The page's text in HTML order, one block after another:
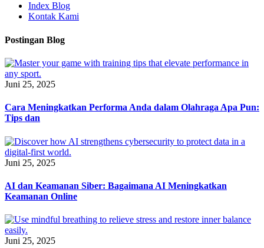
Index Blog
Kontak Kami
Postingan Blog
Juni 25, 2025
Cara Meningkatkan Performa Anda dalam Olahraga Apa Pun:
Tips dan
Juni 25, 2025
AI dan Keamanan Siber: Bagaimana AI Meningkatkan
Keamanan Online
Juni 25, 2025